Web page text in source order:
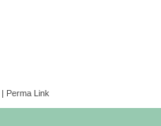
Perma Link